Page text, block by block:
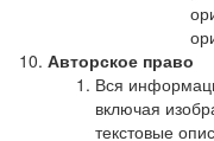
Авторское право
Вся
включая
текстовые